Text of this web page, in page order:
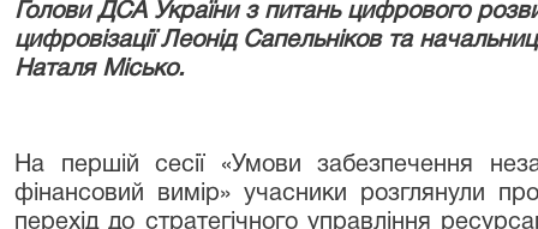
Голови ДСА України з питань цифрового
цифровізації Леонід Сапельніков та
Наталя Місько.
На першій сесії «Умови забезпечення
фінансовий вимір» учасники розглянули
перехід до стратегічного управління